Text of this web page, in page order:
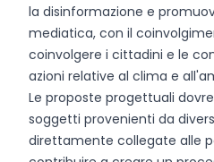
la disinformazione e
mediatica, con il
coinvolgere i cittadini e le
azioni relative al clima e
Le proposte progettuali
soggetti provenienti da
direttamente collegate alle